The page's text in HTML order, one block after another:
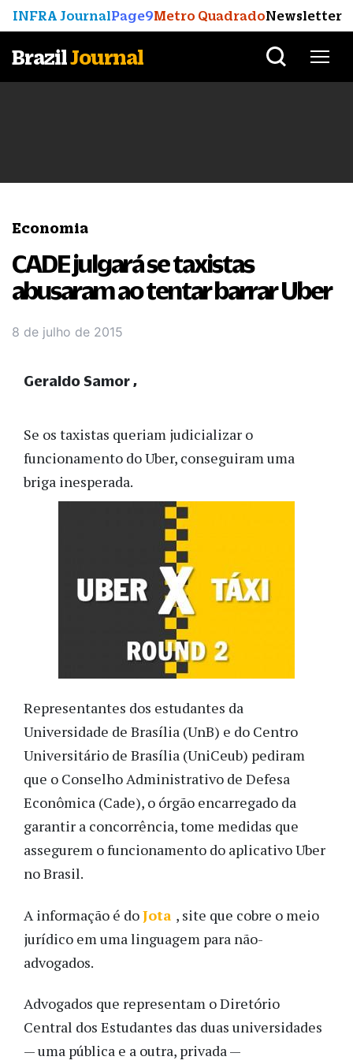
INFRA JournalPage9Metro QuadradoNewsletter
BrazilJournal
Economia
CADE julgará se taxistas
abusaram ao tentar barrar Uber
8 de julho de 2015
Se os taxistas queriam judicializar o
funcionamento do Uber, conseguiram uma
briga inesperada.
Representantes dos estudantes da
Universidade de Brasília (UnB) e do Centro
Universitário de Brasília (UniCeub) pediram
que o Conselho Administrativo de Defesa
Econômica (Cade), o órgão encarregado da
garantir a concorrência, tome medidas que
assegurem o funcionamento do aplicativo Uber
no Brasil.
A informação é doJota , site que cobre o meio
jurídico em uma linguagem para não-
advogados.
Advogados que representam o Diretório
Central dos Estudantes das duas universidades
— uma pública e a outra, privada —
Geraldo Samor